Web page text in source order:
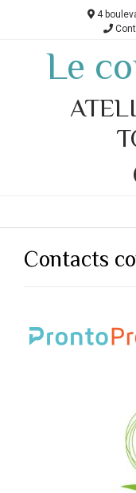
4
Le
Contacts